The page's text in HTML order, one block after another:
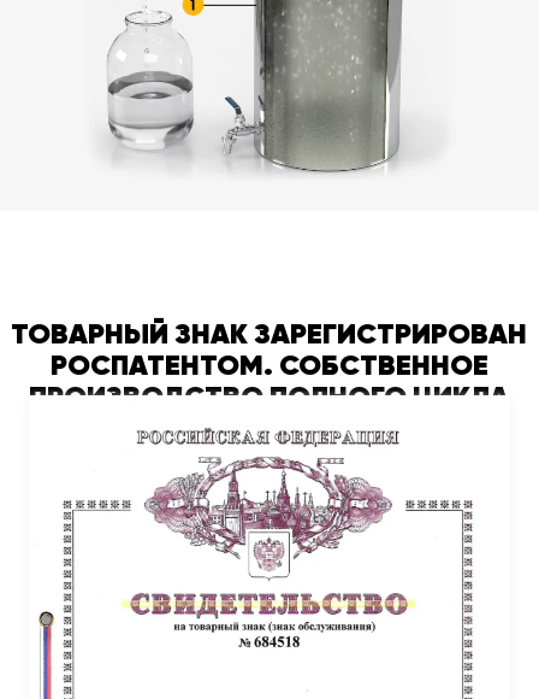
ТОВАРНЫЙ ЗНАК ЗАРЕГИСТРИРОВАН
РОСПАТЕНТОМ. СОБСТВЕННОЕ
ПРОИЗВОДСТВО ПОЛНОГО ЦИКЛА